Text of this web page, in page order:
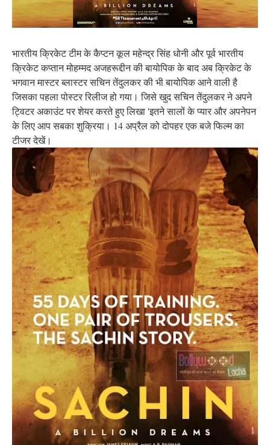
भारतीय क्रिकेट टीम के कैप्टन कूल महेन्द्र सिंह धोनी और पूर्व भारतीय
क्रिकेट कप्तान मोहम्मद अजहरूद्दीन की बायोपिक के बाद अब क्रिकेट के
भगवान मास्टर ब्लास्टर सचिन तेंदुलकर की भी बायोपिक आने वाली है
जिसका पहला पोस्टर रिलीज हो गया। जिसे खुद सचिन तेंदुलकर ने अपने
ट्विटर अकाउंट पर शेयर करते हुए लिखा 'इतने सालों के प्यार और अपनेपन
के लिए आप सबका शुक्रिया। 14 अप्रैल को दोपहर एक बजे फिल्म का
टीजर देखें।